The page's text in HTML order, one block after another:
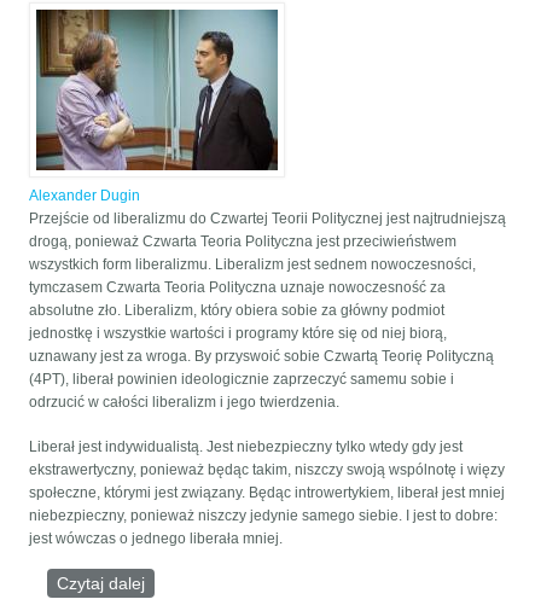
Alexander Dugin
Przejście od liberalizmu do Czwartej Teorii Politycznej jest najtrudniejszą
drogą, ponieważ Czwarta Teoria Polityczna jest przeciwieństwem
wszystkich form liberalizmu. Liberalizm jest sednem nowoczesności,
tymczasem Czwarta Teoria Polityczna uznaje nowoczesność za
absolutne zło. Liberalizm, który obiera sobie za główny podmiot
jednostkę i wszystkie wartości i programy które się od niej biorą,
uznawany jest za wroga. By przyswoić sobie Czwartą Teorię Polityczną
(4PT), liberał powinien ideologicznie zaprzeczyć samemu sobie i
odrzucić w całości liberalizm i jego twierdzenia.
Liberał jest indywidualistą. Jest niebezpieczny tylko wtedy gdy jest
ekstrawertyczny, ponieważ będąc takim, niszczy swoją wspólnotę i więzy
społeczne, którymi jest związany. Będąc introwertykiem, liberał jest mniej
niebezpieczny, ponieważ niszczy jedynie samego siebie. I jest to dobre:
jest wówczas o jednego liberała mniej.
Czytaj dalej